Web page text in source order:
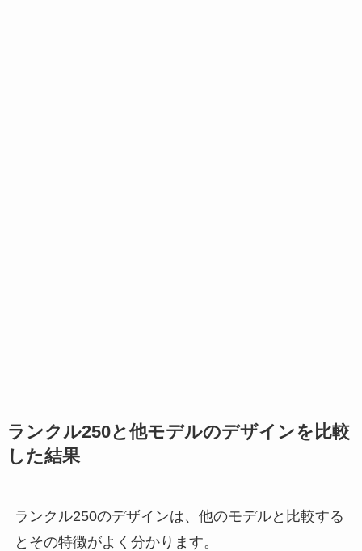
ランクル250と他モデルのデザインを比較
した結果
ランクル250のデザインは、他のモデルと比較する
とその特徴がよく分かります。